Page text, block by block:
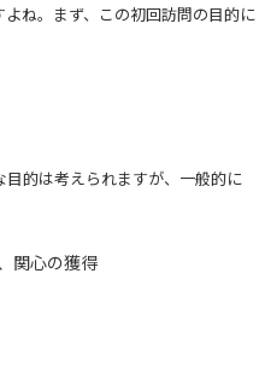
ね。まず、この初回訪問の目的に
的は考えられますが、一般的に
関心の獲得